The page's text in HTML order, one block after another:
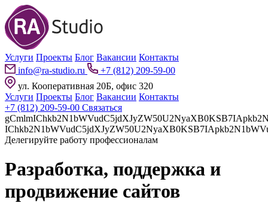
Услуги Проекты Блог Вакансии Контакты
info@ra-studio.ru
+7 (812) 209-59-00
ул. Кооперативная 20Б, офис 320
Услуги Проекты Блог Вакансии Контакты
+7 (812) 209-59-00 Связаться
Делегируйте работу профессионалам
Разработка, поддержка и
продвижение сайтов